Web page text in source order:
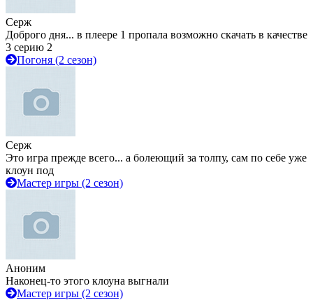
Серж
Доброго дня... в плеере 1 пропала возможно скачать в качестве
3 серию 2
Погоня (2 сезон)
Серж
Это игра прежде всего... а болеющий за толпу, сам по себе уже
клоун под
Мастер игры (2 сезон)
Аноним
Наконец-то этого клоуна выгнали
Мастер игры (2 сезон)